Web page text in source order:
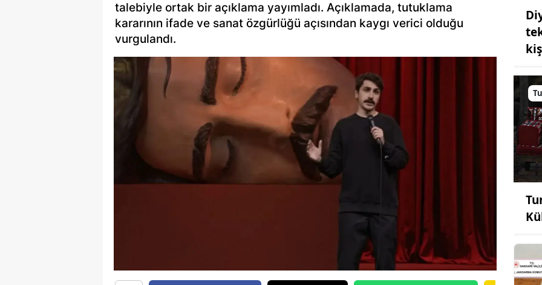
talebiyle ortak bir açıklama yayımladı. Açıklamada, tutuklama
kararının ifade ve sanat özgürlüğü açısından kaygı verici olduğu
vurgulandı.